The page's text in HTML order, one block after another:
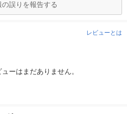
誤りを報告する
レビューとは
ーはまだありません。